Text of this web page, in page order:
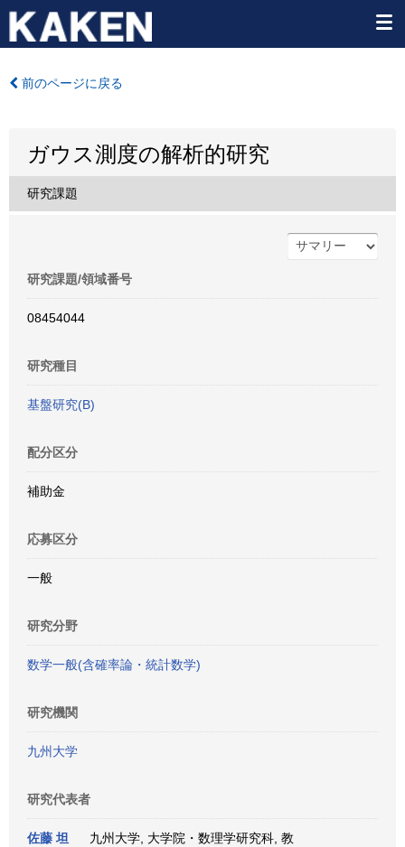
前のページに戻る
ガウス測度の解析的研究
研究課題
研究課題/領域番号
08454044
研究種目
基盤研究(B)
配分区分
補助金
応募区分
一般
研究分野
数学一般(含確率論・統計数学)
研究機関
九州大学
研究代表者
佐藤 坦
九州大学, 大学院・数理学研究科, 教